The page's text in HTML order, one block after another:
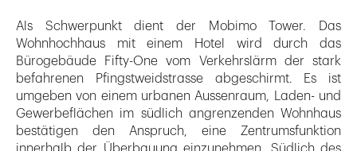
Als Schwerpunkt dient der Mobimo Tower. Das
Wohnhochhaus mit einem Hotel wird durch das
Bürogebäude Fifty-One vom Verkehrslärm der stark
befahrenen Pfingstweidstrasse abgeschirmt. Es ist
umgeben von einem urbanen Aussenraum, Laden- und
Gewerbeflächen im südlich angrenzenden Wohnhaus
bestätigen den Anspruch, eine Zentrumsfunktion